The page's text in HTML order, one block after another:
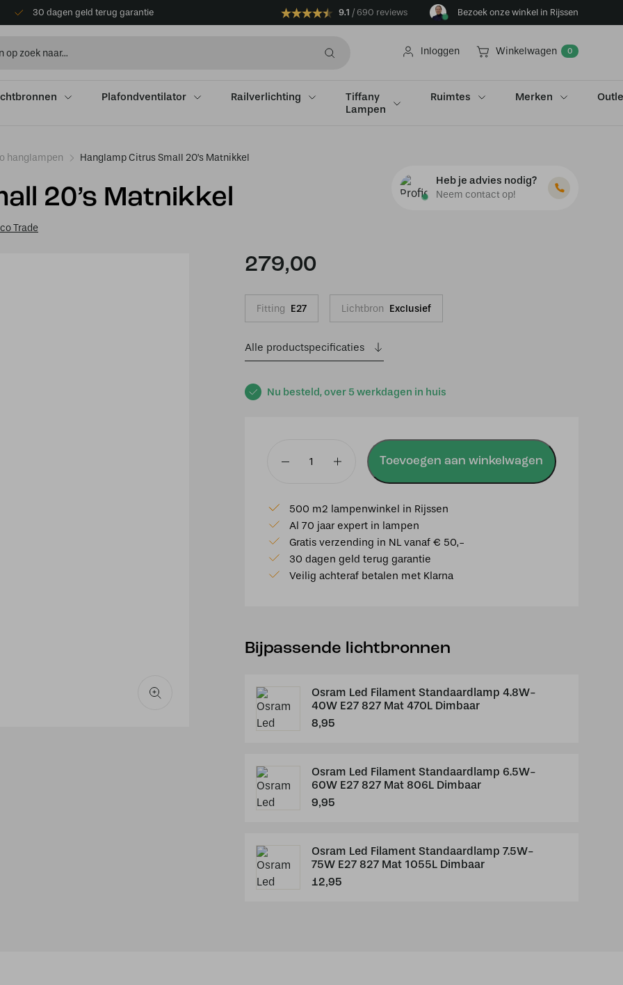
30 dagen geld terug garantie 9.1 690 reviews Bezoek onze winkel in Rijssen
Inloggen Winkelwagen 0
Plafondventilator Railverlichting
Tiffany
Lampen
Ruimtes Merken
hanglampen Hanglamp Citrus Small 20’s Matnikkel
20’s Matnikkel
Trade
Heb je advies nodig?
Neem contact op!
Nu besteld, over 5 werkdagen in huis
279,00
Fitting E27 Lichtbron Exclusief
Alle productspecificaties
Hanglamp
Small
20's
Matnikkel
aantal
Toevoegen aan winkelwagen
500 m2 lampenwinkel in Rijssen
Al 70 jaar expert in lampen
Gratis verzending in NL vanaf € 50,-
30 dagen geld terug garantie
Veilig achteraf betalen met Klarna
Bijpassende lichtbronnen
Osram Led Filament Standaardlamp 4.8W-
40W E27 827 Mat 470L Dimbaar
8,95
Osram Led Filament Standaardlamp 6.5W-
60W E27 827 Mat 806L Dimbaar
9,95
Osram Led Filament Standaardlamp 7.5W-
75W E27 827 Mat 1055L Dimbaar
12,95